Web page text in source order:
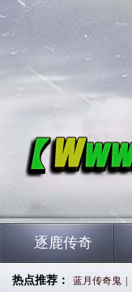
逐鹿传奇
热点推荐： 蓝月传奇鬼